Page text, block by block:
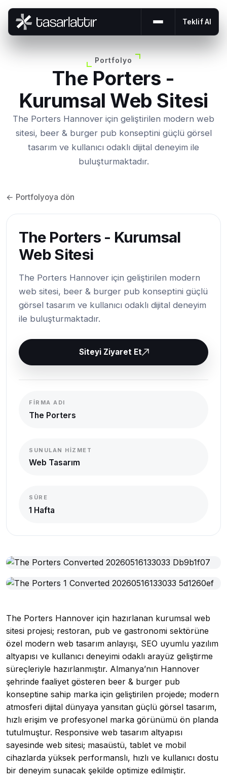
Menüyü aç veya
Teklif Al
Portfolyo
The Porters -
Kurumsal Web Sitesi
The Porters Hannover için geliştirilen modern web
sitesi, beer & burger pub konseptini güçlü görsel
tasarım ve kullanıcı odaklı dijital deneyim ile
buluşturmaktadır.
← Portfolyoya dön
The Porters - Kurumsal
Web Sitesi
The Porters Hannover için geliştirilen modern
web sitesi, beer & burger pub konseptini güçlü
görsel tasarım ve kullanıcı odaklı dijital deneyim
ile buluşturmaktadır.
Siteyi Ziyaret Et
FIRMA ADI
The Porters
SUNULAN HIZMET
Web Tasarım
SÜRE
1 Hafta
The Porters Hannover için hazırlanan kurumsal web
sitesi projesi; restoran, pub ve gastronomi sektörüne
özel modern web tasarım anlayışı, SEO uyumlu yazılım
altyapısı ve kullanıcı deneyimi odaklı arayüz geliştirme
süreçleriyle hazırlanmıştır. Almanya’nın Hannover
şehrinde faaliyet gösteren beer & burger pub
konseptine sahip marka için geliştirilen projede; modern
atmosferi dijital dünyaya yansıtan güçlü görsel tasarım,
hızlı erişim ve profesyonel marka görünümü ön planda
tutulmuştur. Responsive web tasarım altyapısı
sayesinde web sitesi; masaüstü, tablet ve mobil
cihazlarda yüksek performanslı, hızlı ve kullanıcı dostu
bir deneyim sunacak şekilde optimize edilmiştir.